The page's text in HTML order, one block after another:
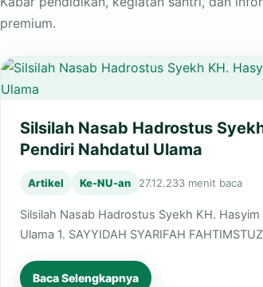
premium.
Silsilah Nasab Hadrostus
Pendiri Nahdatul Ulama
Artikel Ke-NU-an 27.12.233 menit baca
Silsilah Nasab Hadrostus Syekh KH.
Ulama 1. SAYYIDAH SYARIFAH
Baca Selengkapnya